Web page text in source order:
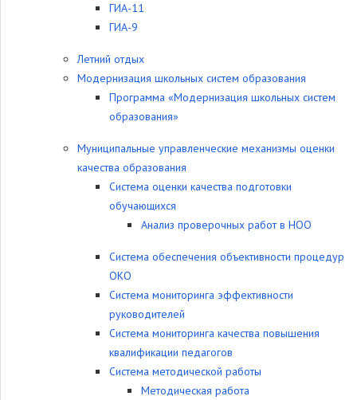
ГИА-11
ГИА-9
Летний отдых
Модернизация школьных систем образования
Программа «Модернизация школьных систем
образования»
Муниципальные управленческие механизмы оценки
качества образования
Система оценки качества подготовки
обучающихся
Анализ проверочных работ в НОО
Система обеспечения объективности процедур
ОКО
Система мониторинга эффективности
руководителей
Система мониторинга качества повышения
квалификации педагогов
Система методической работы
Методическая работа